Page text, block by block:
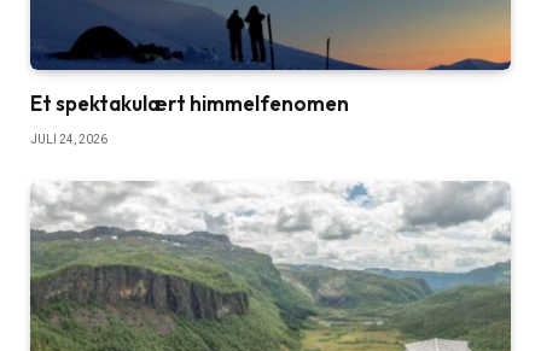
Et spektakulært himmelfenomen
JULI 24, 2026